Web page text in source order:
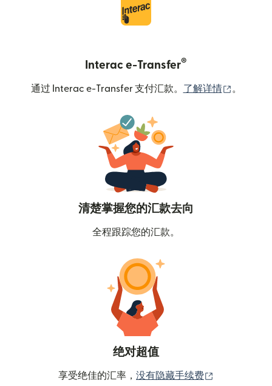
Interac e-Transfer®
通过 Interac e-Transfer 支付汇款。 了解详情 。
清楚掌握您的汇款去向
全程跟踪您的汇款。
绝对超值
享受绝佳的汇率， 没有隐藏手续费